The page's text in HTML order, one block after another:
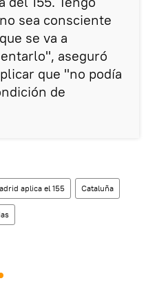
sea consciente
se va a
aseguró
que "no podía
de
aplica el 155 Cataluña